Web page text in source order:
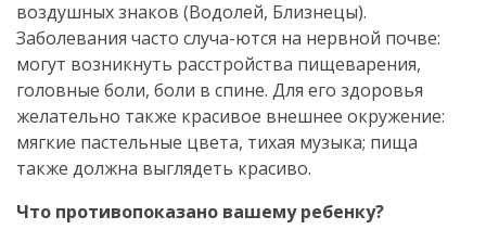
воздушных знаков (Водолей, Близнецы).
Заболевания часто случа-ются на нервной почве:
могут возникнуть расстройства пищеварения,
головные боли, боли в спине. Для его здоровья
желательно также красивое внешнее окружение:
мягкие пастельные цвета, тихая музыка; пища
также должна выглядеть красиво.
Что противопоказано вашему ребенку?